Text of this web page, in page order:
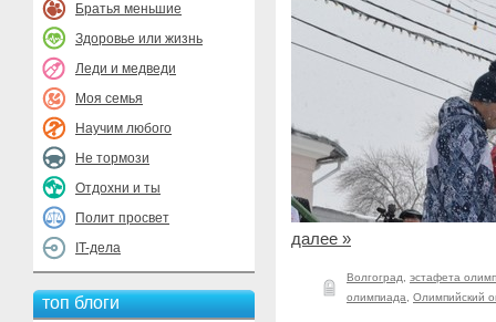
Братья меньшие
Здоровье или жизнь
Леди и медведи
Моя семья
Научим любого
Не тормози
Отдохни и ты
Полит просвет
IT-дела
топ блоги
далее »
Волгоград
эстафета
олимпиада
Олимпийский